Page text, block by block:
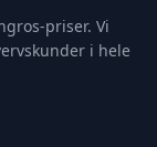
priser. Vi
i hele